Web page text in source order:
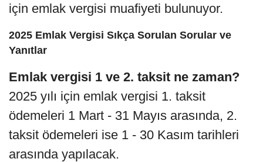
için emlak vergisi muafiyeti bulunuyor.
2025 Emlak Vergisi Sıkça Sorulan Sorular ve
Yanıtlar
Emlak vergisi 1 ve 2. taksit ne zaman?
2025 yılı için emlak vergisi 1. taksit
ödemeleri 1 Mart - 31 Mayıs arasında, 2.
taksit ödemeleri ise 1 - 30 Kasım tarihleri
arasında yapılacak.